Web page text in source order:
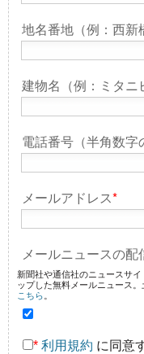
地名番地（例：西新
建物名（例：ミタニ
電話番号（半角数字
メールアドレス*
メールニュースの配
新聞社や通信社のニュースサ
ップした無料メールニュース
こちら
* 利用規約 に同意